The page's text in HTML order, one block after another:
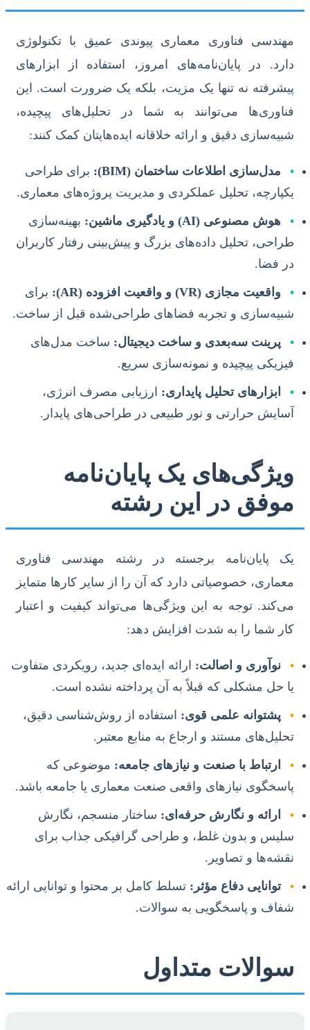
مهندسی فناوری معماری پیوندی عمیق با تکنولوژی
دارد. در پایان‌نامه‌های امروز، استفاده از ابزارهای
پیشرفته نه تنها یک مزیت، بلکه یک ضرورت است. این
فناوری‌ها می‌توانند به شما در تحلیل‌های پیچیده،
شبیه‌سازی دقیق و ارائه خلاقانه ایده‌هایتان کمک کنند:
• مدل‌سازی اطلاعات ساختمان (BIM):
برای طراحی
یکپارچه، تحلیل عملکردی و مدیریت پروژه‌های معماری.
• هوش مصنوعی (AI) و یادگیری ماشین:
بهینه‌سازی
طراحی، تحلیل داده‌های بزرگ و پیش‌بینی رفتار کاربران
در فضا.
• واقعیت مجازی (VR) و واقعیت افزوده (AR):
برای
شبیه‌سازی و تجربه فضاهای طراحی‌شده قبل از ساخت.
• پرینت سه‌بعدی و ساخت دیجیتال: ساخت مدل‌های
فیزیکی پیچیده و نمونه‌سازی سریع.
• ابزارهای تحلیل پایداری: ارزیابی مصرف انرژی،
آسایش حرارتی و نور طبیعی در طراحی‌های پایدار.
ویژگی‌های یک پایان‌نامه
موفق در این رشته
یک پایان‌نامه برجسته در رشته مهندسی فناوری
معماری، خصوصیاتی دارد که آن را از سایر کارها متمایز
می‌کند. توجه به این ویژگی‌ها می‌تواند کیفیت و اعتبار
کار شما را به شدت افزایش دهد:
• نوآوری و اصالت: ارائه ایده‌ای جدید، رویکردی متفاوت
یا حل مشکلی که قبلاً به آن پرداخته نشده است.
• پشتوانه علمی قوی: استفاده از روش‌شناسی دقیق،
تحلیل‌های مستند و ارجاع به منابع معتبر.
• ارتباط با صنعت و نیازهای جامعه: موضوعی که
پاسخگوی نیازهای واقعی صنعت معماری یا جامعه باشد.
• ارائه و نگارش حرفه‌ای: ساختار منسجم، نگارش
سلیس و بدون غلط، و طراحی گرافیکی جذاب برای
نقشه‌ها و تصاویر.
• توانایی دفاع مؤثر: تسلط کامل بر محتوا و توانایی ارائه
شفاف و پاسخگویی به سوالات.
سوالات متداول